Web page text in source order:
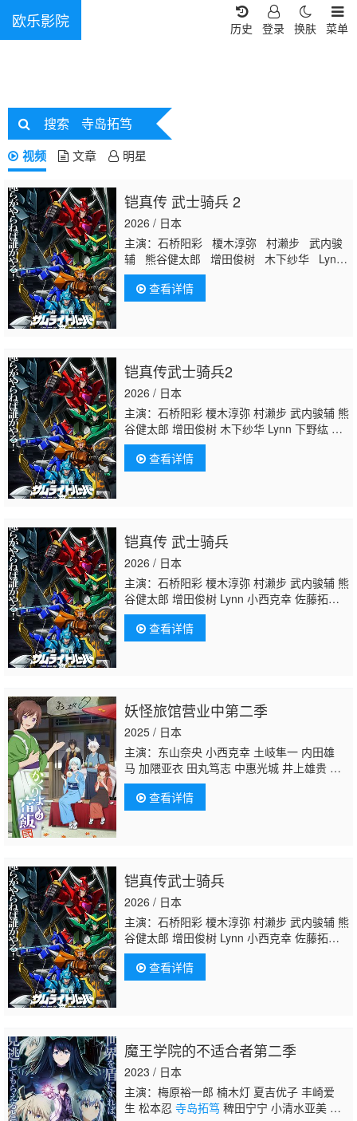
欧乐影院 菜单
换肤
登录
历史
搜索 寺岛拓笃
视频 文章 明星
铠真传 武士骑兵 2
2026 / 日本
主演：石桥阳彩 榎木淳弥 村濑步 武内骏
辅 熊谷健太郎 增田俊树 木下纱华 Lynn
下野纮 草尾毅 野岛裕史 置鲇龙太郎 佐
佐木望 西村朋纮 小西克幸 佐藤拓也 鸟
海浩辅寺岛拓笃
查看详情
铠真传武士骑兵2
2026 / 日本
主演：石桥阳彩 榎木淳弥 村濑步 武内骏辅 熊
谷健太郎 增田俊树 木下纱华 Lynn 下野纮 草
尾毅 野岛裕史 置鲇龙太郎 佐佐木望 西村朋
纮 小西克幸 佐藤拓也 鸟海浩辅
田智和 天崎滉平 铃村健一 泽城千春 竹内良
查看详情
铠真传 武士骑兵
2026 / 日本
主演：石桥阳彩 榎木淳弥 村濑步 武内骏辅 熊
谷健太郎 增田俊树 Lynn 小西克幸 佐藤拓
也 鸟海浩辅寺岛拓笃
查看详情
妖怪旅馆营业中第二季
2025 / 日本
主演：东山奈央 小西克幸 土岐隼一 内田雄
马 加隈亚衣 田丸笃志 中惠光城 井上雄贵 上
田丽奈 江口拓也 关智一 仪武祐子 高桥伸
也 石见舞菜香 洲崎绫 悠木碧 石川界人
拓笃平川大辅 柿原彻也 金子彩花 增元拓
查看详情
铠真传武士骑兵
2026 / 日本
主演：石桥阳彩 榎木淳弥 村濑步 武内骏辅 熊
谷健太郎 增田俊树 Lynn 小西克幸 佐藤拓
也 鸟海浩辅寺岛拓笃
村健一 泽城千春 竹内良太 远藤大智 熊谷俊
辉 木下纱华
查看详情
魔王学院的不适合者第二季
2023 / 日本
主演：梅原裕一郎 楠木灯 夏吉优子 丰崎爱
生 松本忍 寺岛拓笃稗田宁宁 小清水亚美 渡